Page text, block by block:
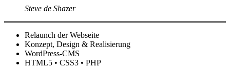
Steve de Shazer
Relaunch der Webseite
Konzept, Design & Realisierung
WordPress-CMS
HTML5 • CSS3 • PHP